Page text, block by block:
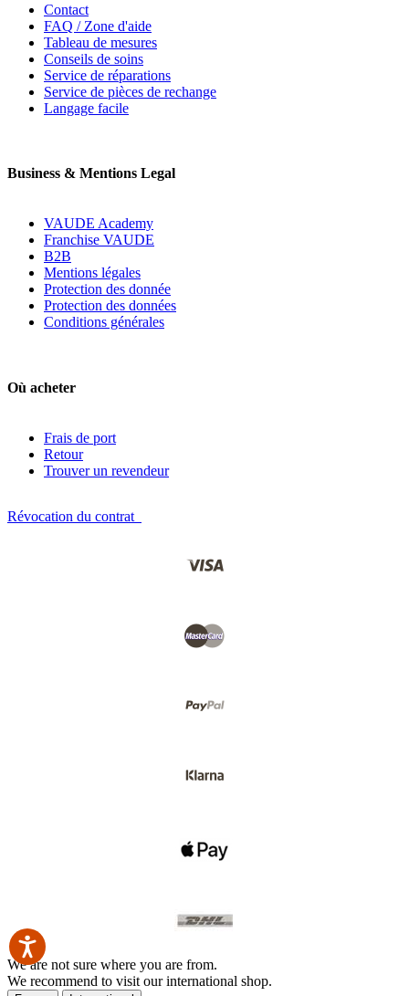
Contact
FAQ / Zone d'aide
Tableau de mesures
Conseils de soins
Service de réparations
Service de pièces de rechange
Langage facile
Business & Mentions Legal
VAUDE Academy
Franchise VAUDE
B2B
Mentions légales
Protection des donnée
Protection des données
Conditions générales
Où acheter
Frais de port
Retour
Trouver un revendeur
Révocation du contrat
We are not sure where you are from.
We recommend to visit our international shop.